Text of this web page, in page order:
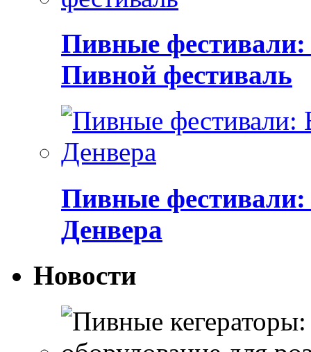
Пивные
Пивной фестиваль
Пивные фестивали:
Денвера
Новости